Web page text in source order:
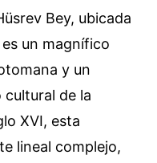
Bey, ubicada
un magnífico
y un
de la
XVI, esta
lineal complejo,